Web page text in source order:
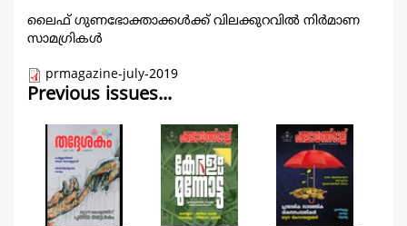
ലൈഫ് ഗുണഭോക്താക്കള്‍ക്ക് വിലക്കുറവില്‍ നിര്‍മാണ
സാമഗ്രികള്‍
prmagazine-july-2019
Previous issues...